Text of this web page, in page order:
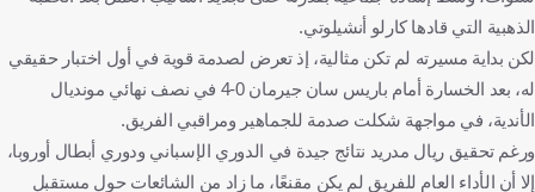
الذهبية التي قادها كارلو أنشيلوتي.
لكن بداية مسيرته لم تكن مثالية، إذ تعرض لصدمة قوية في أول اختبار حقيقي
له، بعد الخسارة أمام باريس سان جيرمان 0-4 في نصف نهائي مونديال
الأندية، في مواجهة شكلت صدمة للجماهير ومراقبي الفريق.
ورغم تحقيق ريال مدريد نتائج جيدة في الدوري الإسباني ودوري أبطال أوروبا،
إلا أن الأداء العام للفريق لم يكن مقنعًا، ما زاد من الشائعات حول مستقبل